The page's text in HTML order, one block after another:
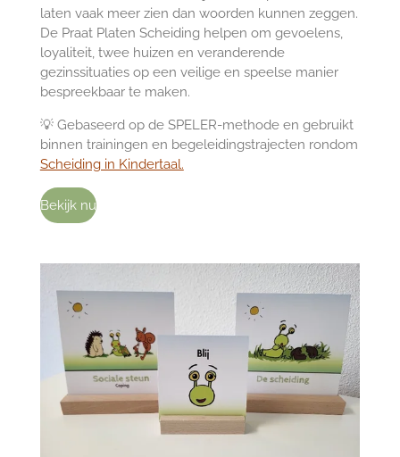
laten vaak meer zien dan woorden kunnen zeggen.
De Praat Platen Scheiding helpen om gevoelens,
loyaliteit, twee huizen en veranderende
gezinssituaties op een veilige en speelse manier
bespreekbaar te maken.
💡 Gebaseerd op de SPELER-methode en gebruikt
binnen trainingen en begeleidingstrajecten rondom
Scheiding in Kindertaal.
Bekijk nu